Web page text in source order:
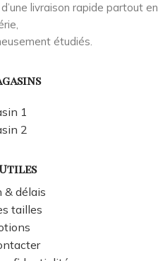
livraison rapide partout en
étudiés.
1
2
& délais
tailles